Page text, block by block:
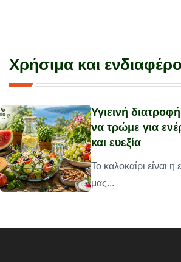
Χρήσιμα και
Υγιεινή
να τρώμε για
και ευεξία
Το καλοκαίρι είναι
μας...